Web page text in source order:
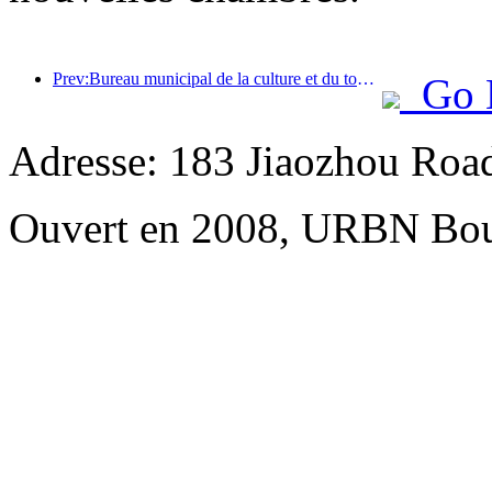
Prev:Bureau municipal de la culture et du tourisme de Pékin : En 2025, Pékin a accueilli 5,48 millions de touristes étrangers, soit une augmentation de 39 % par rapport à l’année précédente.
Go
Adresse: 183 Jiaozhou
Ouvert en 2008, URBN